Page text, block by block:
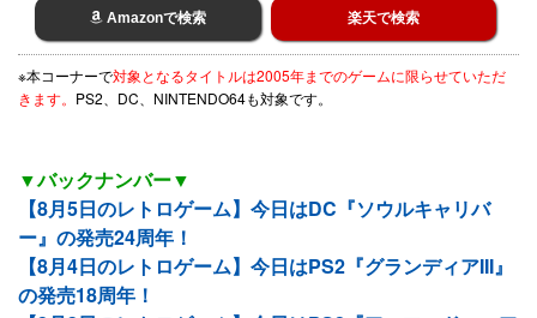
Amazonで検索 楽天で検索
※本コーナーで対象となるタイトルは2005年までのゲームに限らせていただ
きます。 PS2、DC、NINTENDO64も対象です。
▼バックナンバー▼
【8月5日のレトロゲーム】今日はDC『ソウルキャリバ
ー』の発売24周年！
【8月4日のレトロゲーム】今日はPS2『グランディアIII』
の発売18周年！